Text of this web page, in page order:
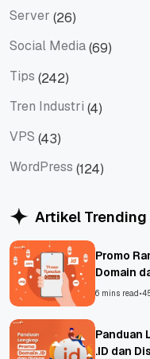
Server (26)
Social Media(69)
Tips (242)
Tren Industri (4)
VPS (43)
WordPress (124)
Artikel Trending
Promo
Domain
6 mins read•
Panduan
.ID dan